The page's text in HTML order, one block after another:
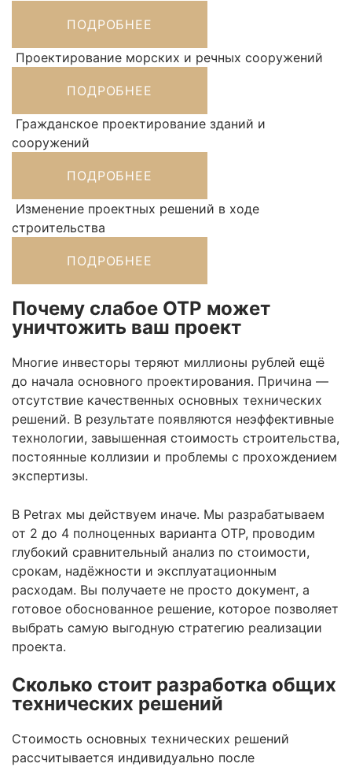
ПОДРОБНЕЕ
Проектирование морских и речных сооружений
ПОДРОБНЕЕ
Гражданское проектирование зданий и
сооружений
ПОДРОБНЕЕ
Изменение проектных решений в ходе
строительства
ПОДРОБНЕЕ
Почему слабое ОТР может
уничтожить ваш проект
Многие инвесторы теряют миллионы рублей ещё
до начала основного проектирования. Причина —
отсутствие качественных основных технических
решений. В результате появляются неэффективные
технологии, завышенная стоимость строительства,
постоянные коллизии и проблемы с прохождением
экспертизы.
В Petrax мы действуем иначе. Мы разрабатываем
от 2 до 4 полноценных варианта ОТР, проводим
глубокий сравнительный анализ по стоимости,
срокам, надёжности и эксплуатационным
расходам. Вы получаете не просто документ, а
готовое обоснованное решение, которое позволяет
выбрать самую выгодную стратегию реализации
проекта.
Сколько стоит разработка общих
технических решений
Стоимость основных технических решений
рассчитывается индивидуально после